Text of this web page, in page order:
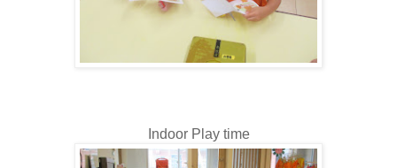
Indoor Play time